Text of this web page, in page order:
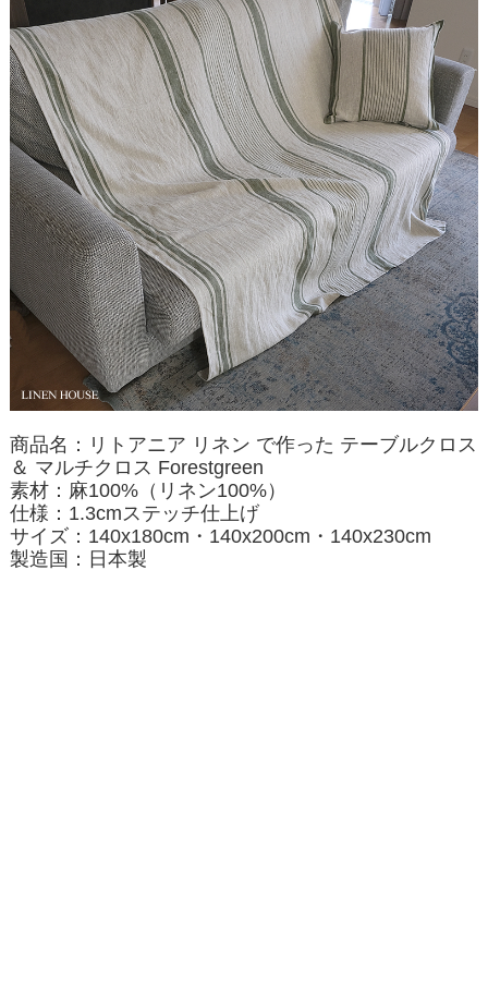
商品名：リトアニア リネン で作った テーブルクロス
＆ マルチクロス Forestgreen
素材：麻100%（リネン100%）
仕様：1.3cmステッチ仕上げ
サイズ：140x180cm・140x200cm・140x230cm
製造国：日本製